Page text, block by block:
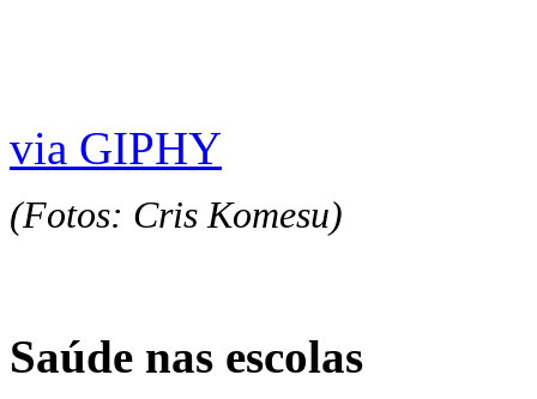
via GIPHY
(Fotos: Cris Komesu)
Saúde nas escolas